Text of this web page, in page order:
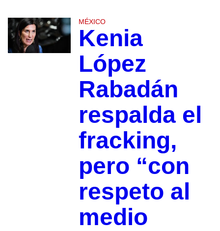
MÉXICO
Kenia
López
Rabadán
respalda el
fracking,
pero “con
respeto al
medio